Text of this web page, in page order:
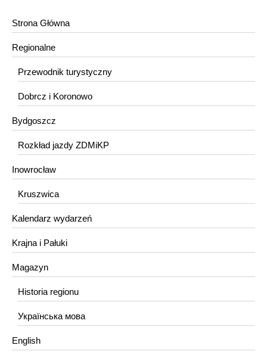
Strona Główna
Regionalne
Przewodnik turystyczny
Dobrcz i Koronowo
Bydgoszcz
Rozkład jazdy ZDMiKP
Inowrocław
Kruszwica
Kalendarz wydarzeń
Krajna i Pałuki
Magazyn
Historia regionu
Українська мова
English